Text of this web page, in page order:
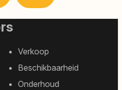
Verkoop
Beschikbaarheid
Onderhoud